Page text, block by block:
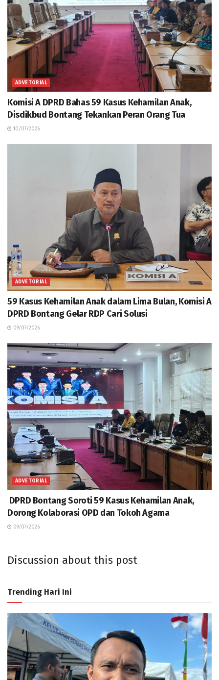
ADVETORIAL
Komisi A DPRD Bahas 59 Kasus Kehamilan Anak,
Disdikbud Bontang Tekankan Peran Orang Tua
10/07/2026
ADVETORIAL
59 Kasus Kehamilan Anak dalam Lima Bulan, Komisi A
DPRD Bontang Gelar RDP Cari Solusi
09/07/2026
ADVETORIAL
DPRD Bontang Soroti 59 Kasus Kehamilan Anak,
Dorong Kolaborasi OPD dan Tokoh Agama
09/07/2026
Discussion about this post
Trending Hari Ini